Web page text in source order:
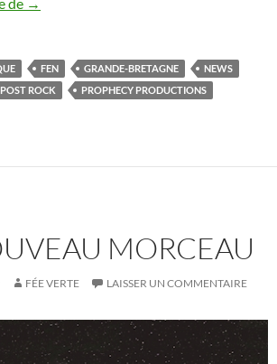
de →
FEN GRANDE-BRETAGNE
NEWS
POST ROCK
PROPHECY PRODUCTIONS
MORCEAU
FÉE VERTE LAISSER UN COMMENTAIRE